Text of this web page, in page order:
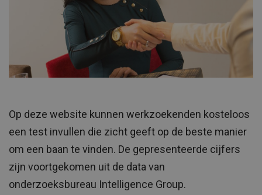
Op deze website kunnen werkzoekenden kosteloos
een test invullen die zicht geeft op de beste manier
om een baan te vinden. De gepresenteerde cijfers
zijn voortgekomen uit de data van
onderzoeksbureau Intelligence Group.